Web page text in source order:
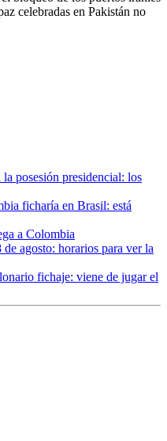
celebradas en Pakistán no
posesión presidencial: los
ficharía en Brasil: está
a Colombia
agosto: horarios para ver la
fichaje: viene de jugar el